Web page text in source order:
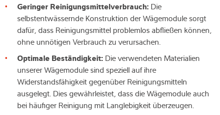
Geringer Reinigungsmittelverbrauch: Die
selbstentwässernde Konstruktion der Wägemodule sorgt
dafür, dass Reinigungsmittel problemlos abfließen können,
ohne unnötigen Verbrauch zu verursachen.
Optimale Beständigkeit: Die verwendeten Materialien
unserer Wägemodule sind speziell auf ihre
Widerstandsfähigkeit gegenüber Reinigungsmitteln
ausgelegt. Dies gewährleistet, dass die Wägemodule auch
bei häufiger Reinigung mit Langlebigkeit überzeugen.